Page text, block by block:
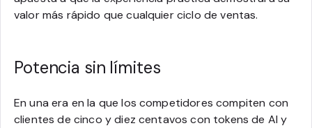
valor más rápido que cualquier ciclo de ventas.
Potencia sin límites
En una era en la que los competidores compiten con
clientes de cinco y diez centavos con tokens de AI y